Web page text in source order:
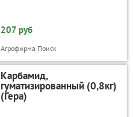
207 руб
Агрофирма Поиск
Карбамид,
гуматизированный (0,8кг)
(Гера)